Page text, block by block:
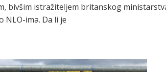
bivšim istražiteljem britanskog
NLO-ima. Da li je